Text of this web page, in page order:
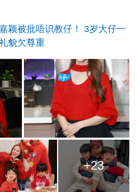
颖被批唔识教仔！ 3岁大仔一
貌欠尊重
+23